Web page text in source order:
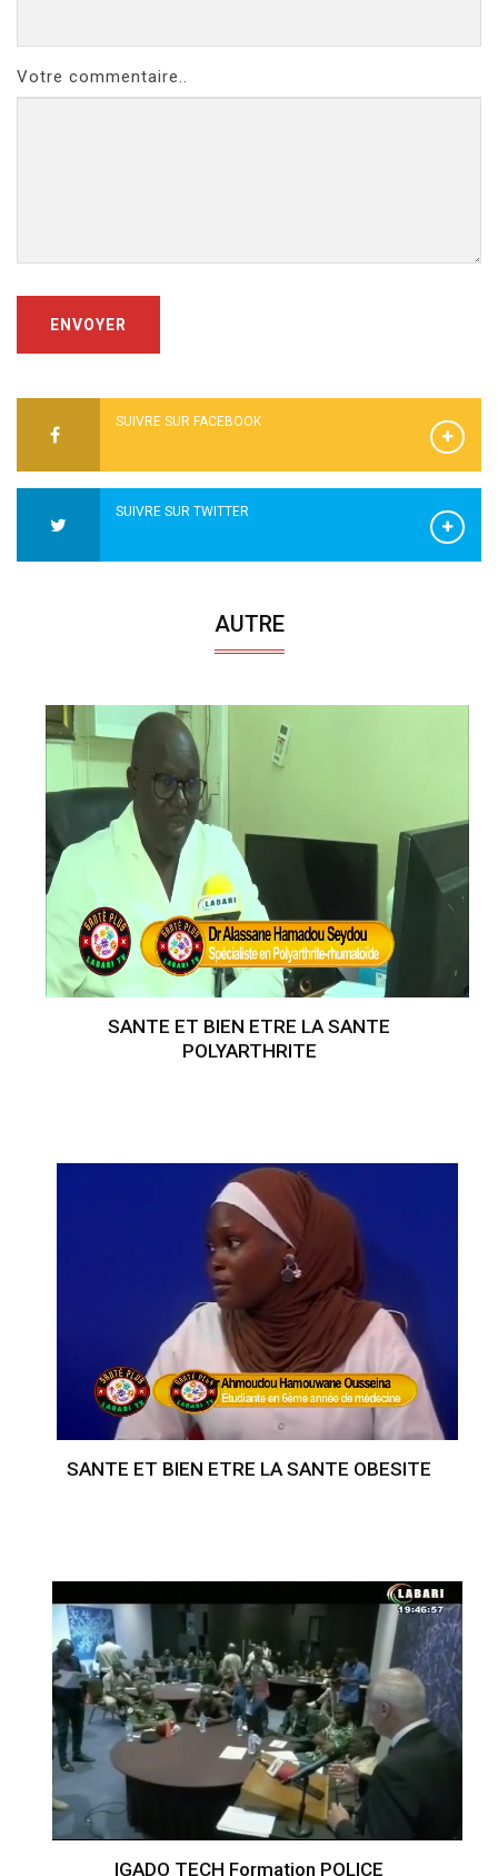
Votre commentaire..
ENVOYER
SUIVRE SUR FACEBOOK
SUIVRE SUR TWITTER
AUTRE
SANTE ET BIEN ETRE LA SANTE
POLYARTHRITE
SANTE ET BIEN ETRE LA SANTE OBESITE
IGADO TECH Formation POLICE